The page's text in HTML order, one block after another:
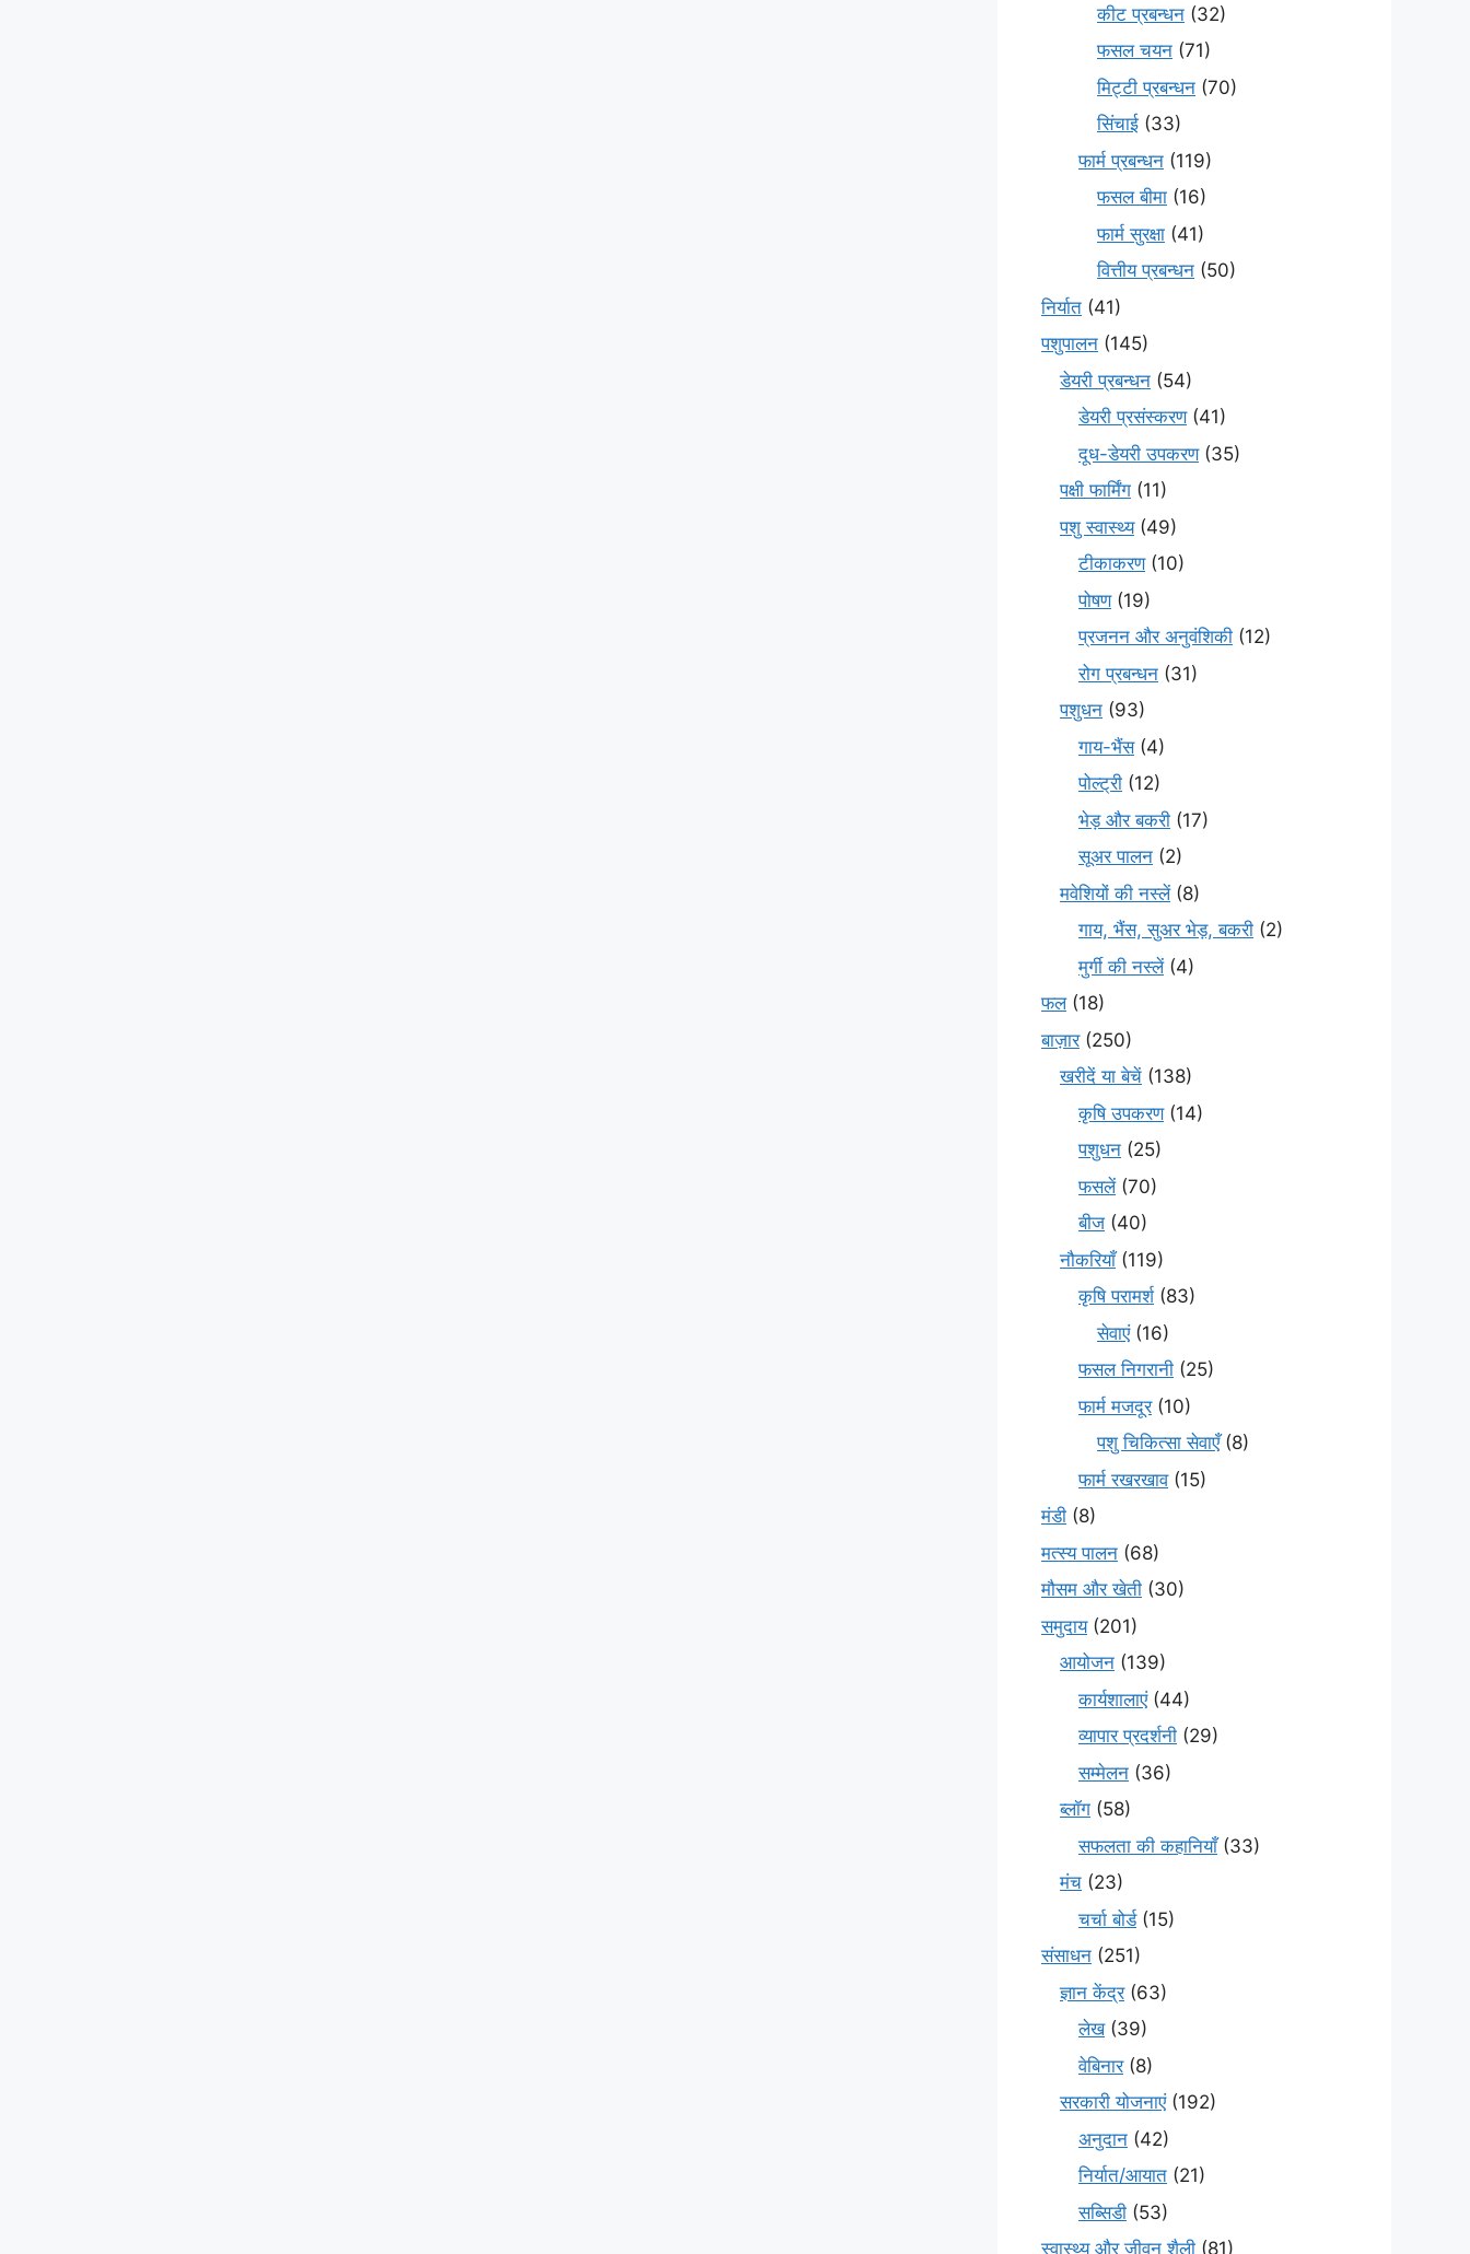
कीट प्रबन्धन (32)
फसल चयन (71)
मि‌ट्टी प्रबन्धन (70)
सिंचाई (33)
फार्म प्रबन्धन (119)
फसल बीमा (16)
फार्म सुरक्षा (41)
वित्तीय प्रबन्धन (50)
निर्यात (41)
पशुपालन (145)
डेयरी प्रबन्धन (54)
डेयरी प्रसंस्करण(41)
दूध-डेयरी उपकरण(35)
पक्षी फार्मिंग (11)
पशु स्वास्थ्य(49)
टीकाकरण(10)
पोषण(19)
प्रजनन और अनुवंशिकी (12)
रोग प्रबन्धन (31)
पशुधन (93)
गाय-भैंस(4)
पोल्ट्री (12)
भेड़ और बकरी (17)
सूअर पालन (2)
मवेशियों की नस्लें(8)
गाय, भैंस, सुअर भेड़, बकरी (2)
मुर्गी की नस्लें(4)
फल(18)
बाज़ार(250)
खरीदें या बेचें (138)
कृषि उपकरण(14)
पशुधन (25)
फसलें(70)
बीज (40)
नौकरियाँ(119)
कृषि परामर्श(83)
सेवाएं(16)
फसल निगरानी (25)
फार्म मजदूर(10)
पशु चिकित्सा सेवाएँ(8)
फार्म रखरखाव(15)
मंडी (8)
मत्स्य पालन (68)
मौसम और खेती (30)
समुदाय(201)
आयोजन (139)
कार्यशालाएं(44)
व्यापार प्रदर्शनी (29)
सम्मेलन (36)
ब्लॉग (58)
सफलता की कहानियाँ(33)
मंच (23)
चर्चा बोर्ड(15)
संसाधन (251)
ज्ञान केंद्र(63)
लेख(39)
वेबिनार(8)
सरकारी योजनाएं(192)
अनुदान (42)
निर्यात/आयात (21)
सब्सिडी (53)
स्वास्थ्य और जीवन शैली (81)